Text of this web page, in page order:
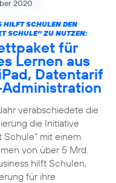
2020
SCHULEN DEN
SCHULE“ ZU NUTZEN:
für
Lernen aus
Datentarif
verabschiedete die
die Initiative
Schule“ mit einem
von über 5 Mrd.
hilft Schulen,
für ihre